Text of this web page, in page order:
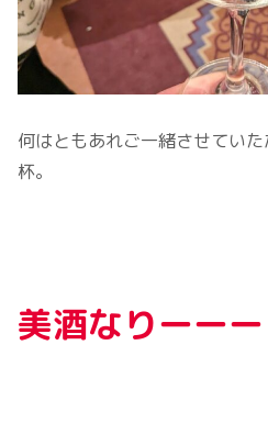
何はともあれご一緒させていた
杯。
美酒なりーーー